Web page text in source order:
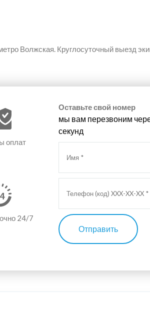
Волжская. Круглосуточный выезд
оплат
24/7
Оставьте свой номер
мы вам перезвоним
секунд
Отправить